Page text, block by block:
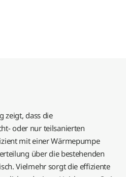
zeigt, dass die
oder nur teilsanierten
mit einer Wärmepumpe
über die bestehenden
Vielmehr sorgt die effiziente